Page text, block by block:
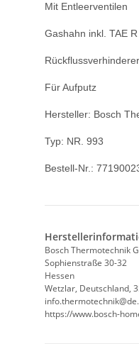
Mit Entleerventilen
Gashahn inkl. TAE
Rückflussverhinderer
Für Aufputz
Hersteller: Bosch
Typ: NR. 993
Bestell-Nr.:
Bosch Thermotechnik
Sophienstraße 30-32
Hessen
Wetzlar, Deutschland,
https://www.bosch-